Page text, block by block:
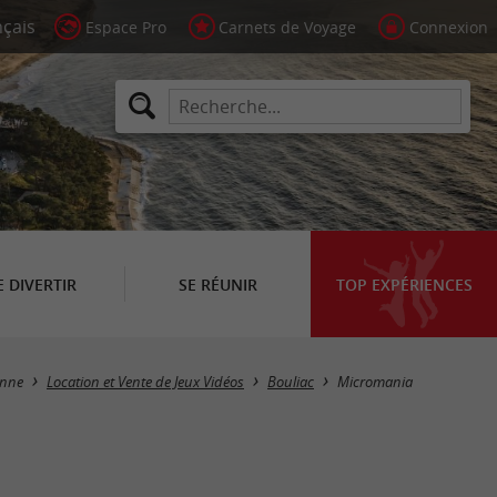
Espace Pro Carnets de Voyage Connexion
DIVERTIR SE RÉUNIR TOP EXPÉRIENCES
Location et Vente de Jeux Vidéos Bouliac Micromania